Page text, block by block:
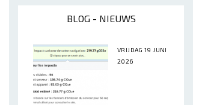
BLOG - NIEUWS
VRIJDAG 19 JUNI
2026